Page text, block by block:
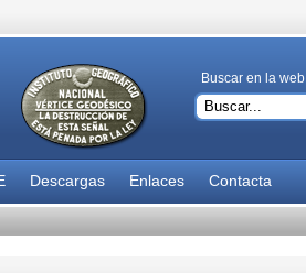
Buscar en la web
Descargas Enlaces Contacta